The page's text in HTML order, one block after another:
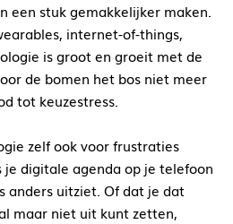
een stuk gemakkelijker maken.
internet-of-things,
is groot en groeit met de
de bomen het bos niet meer
tot keuzestress.
zelf ook voor frustraties
je digitale agenda op je telefoon
anders uitziet. Of dat je dat
maar niet uit kunt zetten,